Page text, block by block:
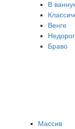
В
Венге
Браво
Массив